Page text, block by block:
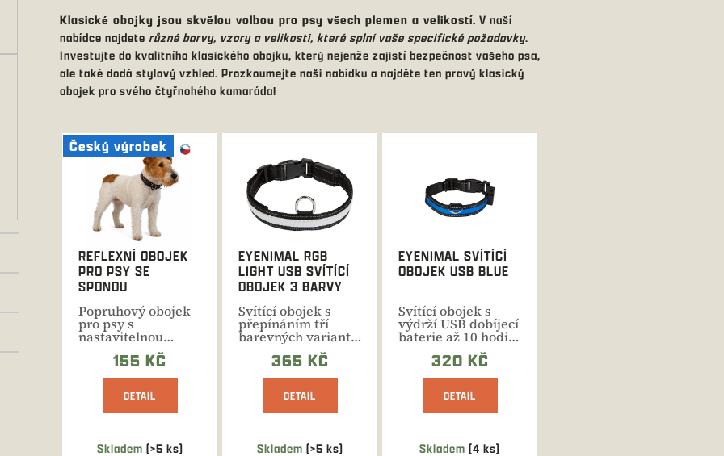
Klasické obojky jsou skvělou volbou pro psy všech plemen a velikostí. V naší
nabídce najdete různé barvy, vzory a velikosti, které splní vaše specifické požadavky.
Investujte do kvalitního klasického obojku, který nejenže zajistí bezpečnost vašeho psa,
ale také dodá stylový vzhled. Prozkoumejte naši nabídku a najděte ten pravý klasický
obojek pro svého čtyřnohého kamaráda!
V
ý
Český výrobek
Skladem (>5 ks)
REFLEXNÍ OBOJEK
PRO PSY SE
SPONOU
Popruhový obojek
pro psy s
nastavitelnou
délkou vhodný i pro
štěňata. Více...
155 KČ
DETAIL
Skladem (>5 ks)
EYENIMAL RGB
LIGHT USB SVÍTÍCÍ
OBOJEK 3 BARVY
Svítící obojek s
přepínáním tří
barevných variant.
Výdrž USB dobíjecí
baterie...365 KČ
DETAIL
Skladem(4 ks)
EYENIMAL SVÍTÍCÍ
OBOJEK USB BLUE
Svítící obojek s
výdrží USB dobíjecí
baterie až 10 hodin
na jedno nabití v...
320 KČ
DETAIL